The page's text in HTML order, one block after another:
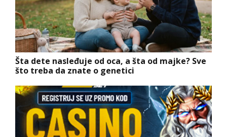
Šta dete nasleđuje od oca, a šta od majke? Sve
što treba da znate o genetici